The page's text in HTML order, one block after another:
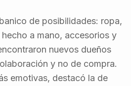
de posibilidades: ropa,
a mano, accesorios y
nuevos dueños
y no de compra.
emotivas, destacó la de